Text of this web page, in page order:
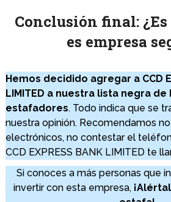
Conclusión final: ¿Es
es empresa
Hemos decidido agregar a CCD
LIMITED a nuestra lista negra
estafadores. Todo indica que se
nuestra opinión. Recomendamos
electrónicos, no contestar el
CCD EXPRESS BANK LIMITED te
Si conoces a más personas que
invertir con esta empresa,